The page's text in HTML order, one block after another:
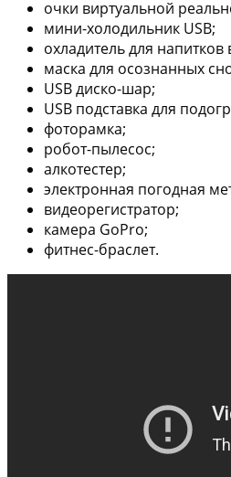
очки виртуальной
мини-холодильник USB;
охладитель для
маска для осознанных
USB диско-шар;
USB подставка для
фоторамка;
робот-пылесос;
алкотестер;
электронная погодная
видеорегистратор;
камера GoPro;
фитнес-браслет.